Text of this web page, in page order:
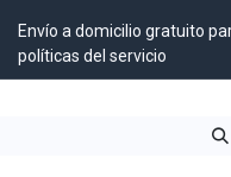
Envío a domicilio gratuito
políticas del servicio